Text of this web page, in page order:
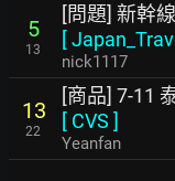
5
13
[問題] 新幹
[
nick1117
13
22
[商品] 7-11
[ CVS ]
Yeanfan